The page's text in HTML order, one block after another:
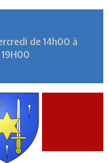
de 14h00 à